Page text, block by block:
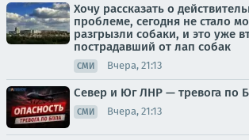
Хочу рассказать о
проблеме, сегодня не стало
разгрызли собаки, и это уже
пострадавший от лап собак
СМИ Вчера, 21:13
Север и Юг ЛНР — тревога по
СМИ Вчера, 21:13